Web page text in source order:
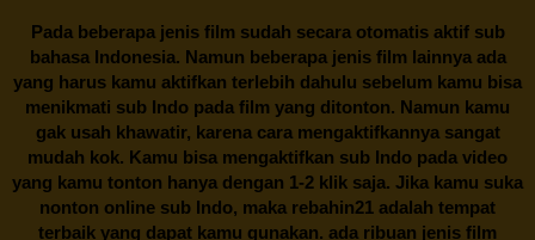
Pada beberapa jenis film sudah secara otomatis aktif sub
bahasa Indonesia. Namun beberapa jenis film lainnya ada
yang harus kamu aktifkan terlebih dahulu sebelum kamu bisa
menikmati sub Indo pada film yang ditonton. Namun kamu
gak usah khawatir, karena cara mengaktifkannya sangat
mudah kok. Kamu bisa mengaktifkan sub Indo pada video
yang kamu tonton hanya dengan 1-2 klik saja. Jika kamu suka
nonton online sub Indo, maka rebahin21 adalah tempat
terbaik yang dapat kamu gunakan. ada ribuan jenis film